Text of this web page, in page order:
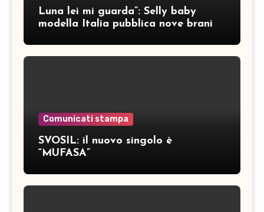
Luna lei mi guarda”: Selly baby
modella Italia pubblica nove brani
Comunicati stampa
SVOSIL: il nuovo singolo è
“MUFASA”